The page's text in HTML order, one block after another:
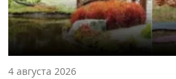
4 августа 2026